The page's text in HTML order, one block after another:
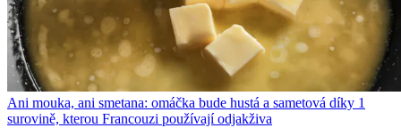
Ani mouka, ani smetana: omáčka bude hustá a sametová díky 1
surovině, kterou Francouzi používají odjakživa